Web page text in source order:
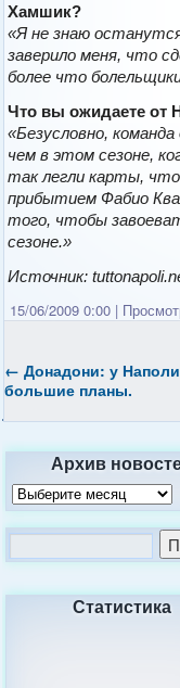
Хамшик?
«Я не знаю
заверило меня, что
более что
Что вы ожидаете от
«Безусловно,
чем в этом сезоне,
так легли карты, что
прибытием Фабио
того, чтобы
сезоне.»
Источник:
15/06/2009 0:00 |
← Донадони: у Наполи
большие планы.
Архив
Статистика